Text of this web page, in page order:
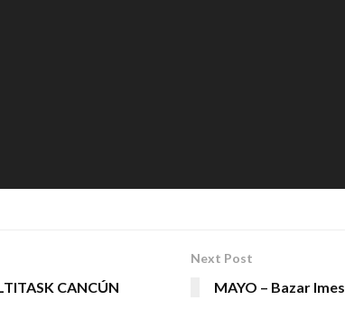
CANCÚN
Next Post
MAYO – Bazar Imes